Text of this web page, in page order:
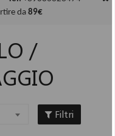
da 89€
/
Filtri